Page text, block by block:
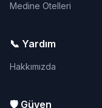
Medine Otelleri
📞 Yardım
Hakkımızda
🛡️ Güven